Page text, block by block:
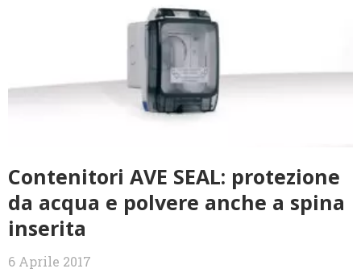
Contenitori AVE SEAL: protezione
da acqua e polvere anche a spina
inserita
6 Aprile 2017